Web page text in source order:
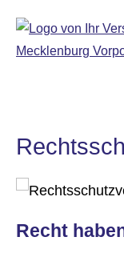
Recht